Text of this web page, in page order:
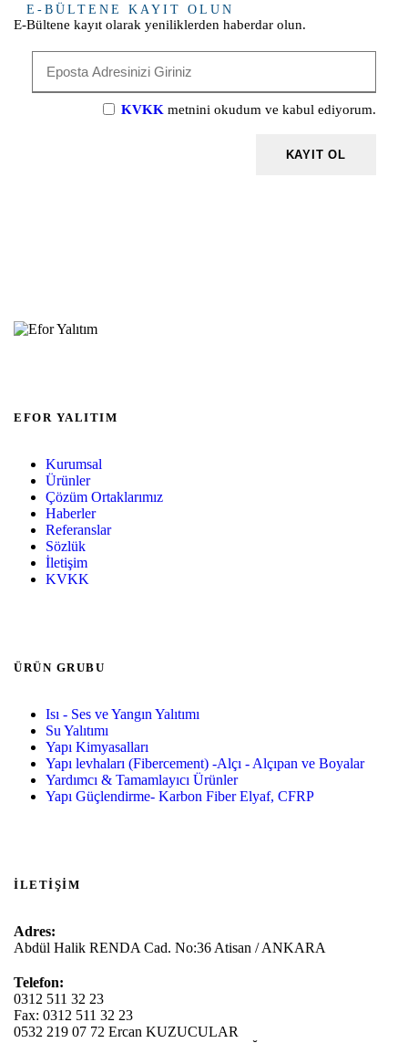
E-BÜLTENE KAYIT OLUN
E-Bültene kayıt olarak yeniliklerden haberdar olun.
KVKK metnini okudum ve kabul ediyorum.
EFOR YALITIM
Kurumsal
Ürünler
Çözüm Ortaklarımız
Haberler
Referanslar
Sözlük
İletişim
KVKK
ÜRÜN GRUBU
Isı - Ses ve Yangın Yalıtımı
Su Yalıtımı
Yapı Kimyasalları
Yapı levhaları (Fibercement) -Alçı - Alçıpan ve Boyalar
Yardımcı & Tamamlayıcı Ürünler
Yapı Güçlendirme- Karbon Fiber Elyaf, CFRP
İLETIŞIM
Adres:
Abdül Halik RENDA Cad. No:36 Atisan / ANKARA
Telefon:
0312 511 32 23
Fax: 0312 511 32 23
0532 219 07 72 Ercan KUZUCULAR